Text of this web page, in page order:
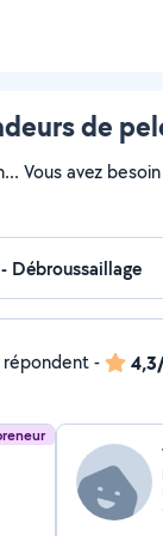
de
Vous avez
répondent-